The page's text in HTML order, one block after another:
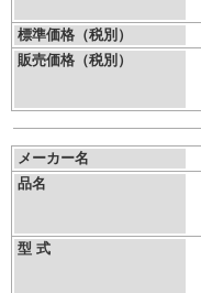
標準価格（税別）
販売価格（税別）
メーカー名
品名
型 式